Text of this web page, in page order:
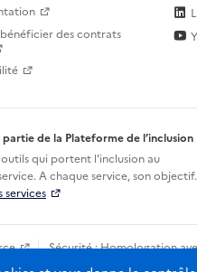
des contrats
de la Plateforme de l’inclusion
qui portent l'inclusion au
A chaque service, son objectif.
services
Sécurité : Homologation